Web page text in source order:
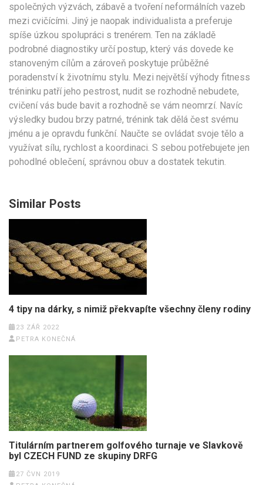
společných výzvách, zábavě a tvoření neformálních vazeb
mezi cvičícími. Jiný je naopak individualista a preferuje
spíše úzkou spolupráci s trenérem. Ten na základě
podrobné diagnostiky určí postup, který vás dovede ke
stanoveným cílům a zároveň poskytuje průběžné
poradenství k životnímu stylu. Mezi největší výhody fitness
tréninku patří jeho pestrost, nudit se rozhodně nebudete,
cvičení vás bude bavit a rozhodně se vám neomrzí. Navíc
výsledky budou brzy patrné, trénink tak dělá čest svému
jménu a je opravdu funkční. Naučte se ovládat svoje tělo a
využívat sílu, rychlost a koordinaci. S sebou potřebujete jen
pohodlné oblečení, správnou obuv a dostatek tekutin.
Similar Posts
4 tipy na dárky, s nimiž překvapíte všechny členy rodiny
23 ZÁŘ 2022
PETRA KONEČNÁ
Titulárním partnerem golfového turnaje ve Slavkově
byl CZECH FUND ze skupiny DRFG
27 ČVN 2019